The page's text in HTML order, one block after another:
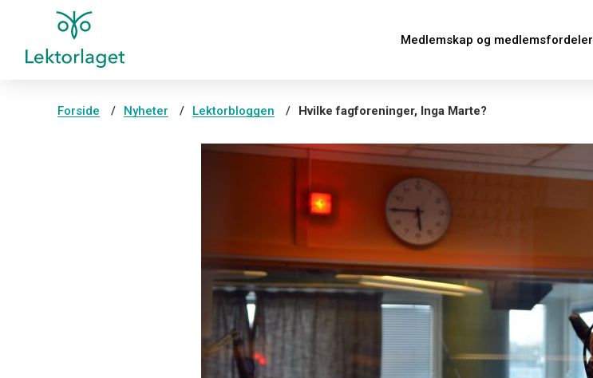
Medlemskap og medlemsfordeler
Forside Nyheter Lektorbloggen Hvilke fagforeninger, Inga Marte?